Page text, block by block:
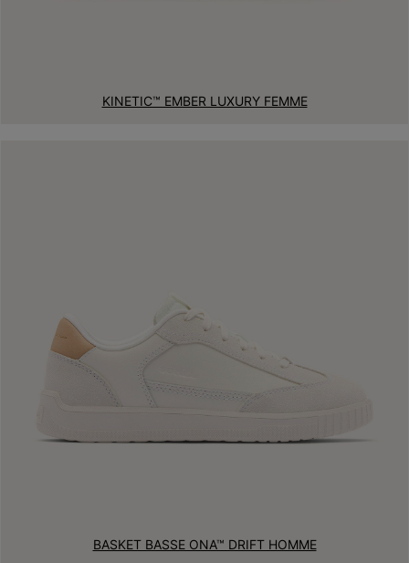
KINETIC™ EMBER LUXURY FEMME
BASKET BASSE ONA™ DRIFT HOMME